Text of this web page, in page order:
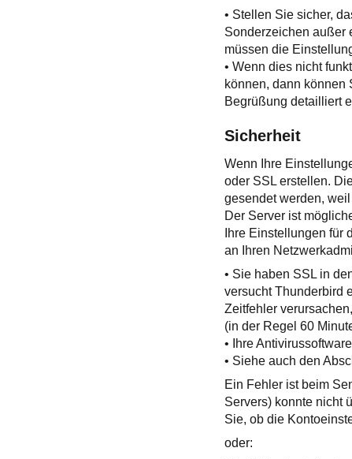
• Stellen Sie sicher,
Sonderzeichen außer
müssen die
• Wenn dies nicht
können, dann können
Begrüßung detailliert
Sicherheit
Wenn Ihre
oder SSL erstellen.
gesendet werden,
Der Server ist
Ihre Einstellungen für
an Ihren
• Sie haben SSL in
versucht Thunderbird
Zeitfehler
(in der Regel 60
• Ihre
• Siehe auch den
Ein Fehler ist beim
Servers) konnte nicht
Sie, ob die
oder: